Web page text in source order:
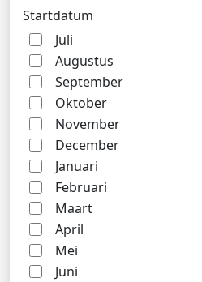
Startdatum
Juli
Augustus
September
Oktober
November
December
Januari
Februari
Maart
April
Mei
Juni